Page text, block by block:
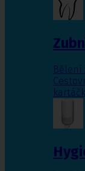
Bělení